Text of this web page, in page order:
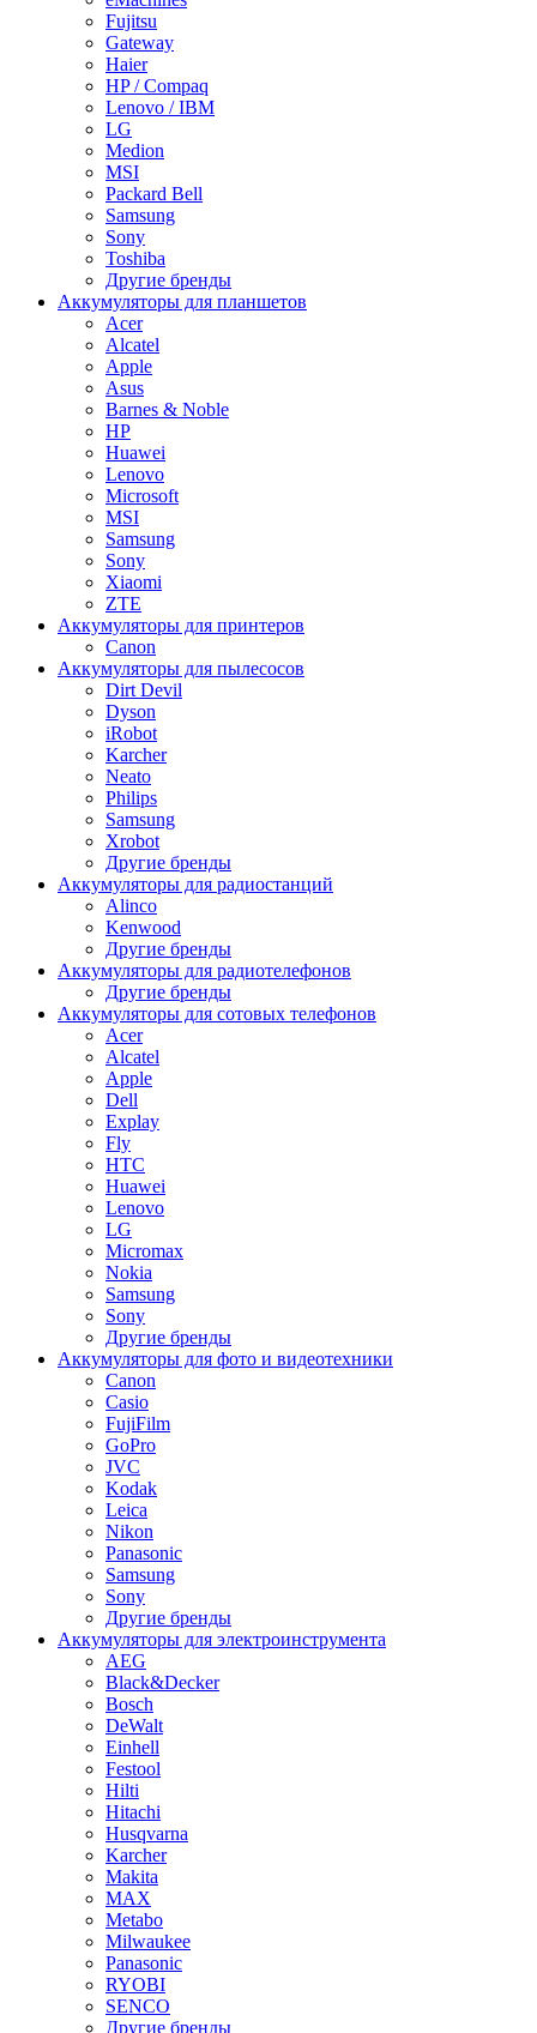
Fujitsu
Gateway
Haier
HP / Compaq
Lenovo / IBM
LG
Medion
MSI
Packard Bell
Samsung
Sony
Toshiba
Другие бренды
Аккумуляторы для планшетов
Acer
Alcatel
Apple
Asus
Barnes & Noble
HP
Huawei
Lenovo
Microsoft
MSI
Samsung
Sony
Xiaomi
ZTE
Аккумуляторы для принтеров
Canon
Аккумуляторы для пылесосов
Dirt Devil
Dyson
iRobot
Karcher
Neato
Philips
Samsung
Xrobot
Другие бренды
Аккумуляторы для радиостанций
Alinco
Kenwood
Другие бренды
Аккумуляторы для радиотелефонов
Другие бренды
Аккумуляторы для сотовых телефонов
Acer
Alcatel
Apple
Dell
Explay
Fly
HTC
Huawei
Lenovo
LG
Micromax
Nokia
Samsung
Sony
Другие бренды
Аккумуляторы для фото и видеотехники
Canon
Casio
FujiFilm
GoPro
JVC
Kodak
Leica
Nikon
Panasonic
Samsung
Sony
Другие бренды
Аккумуляторы для электроинструмента
AEG
Black&Decker
Bosch
DeWalt
Einhell
Festool
Hilti
Hitachi
Husqvarna
Karcher
Makita
MAX
Metabo
Milwaukee
Panasonic
RYOBI
SENCO
Другие бренды